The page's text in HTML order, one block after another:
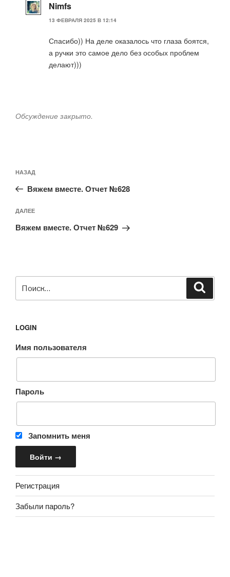
Nimfs
13 ФЕВРАЛЯ 2025 В 12:14
Спасибо)) На деле оказалось что глаза боятся,
а ручки это самое дело без особых проблем
делают)))
Обсуждение закрыто.
по
записям
Предыдущая
запись:
НАЗАД
Вяжем вместе. Отчет №628
Следующая
запись
ДАЛЕЕ
Вяжем вместе. Отчет №629
LOGIN
Имя пользователя
Пароль
Запомнить меня
Регистрация
Забыли пароль?